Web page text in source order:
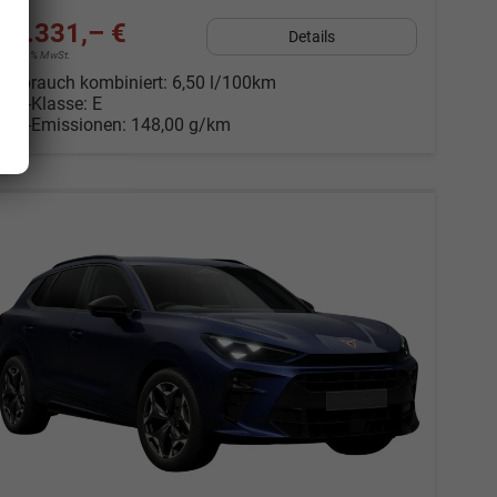
36.331,– €
incl. 19% MwSt.
Details
Verbrauch kombiniert: 6,50 l/100km
-Klasse: E
-Emissionen: 148,00 g/km